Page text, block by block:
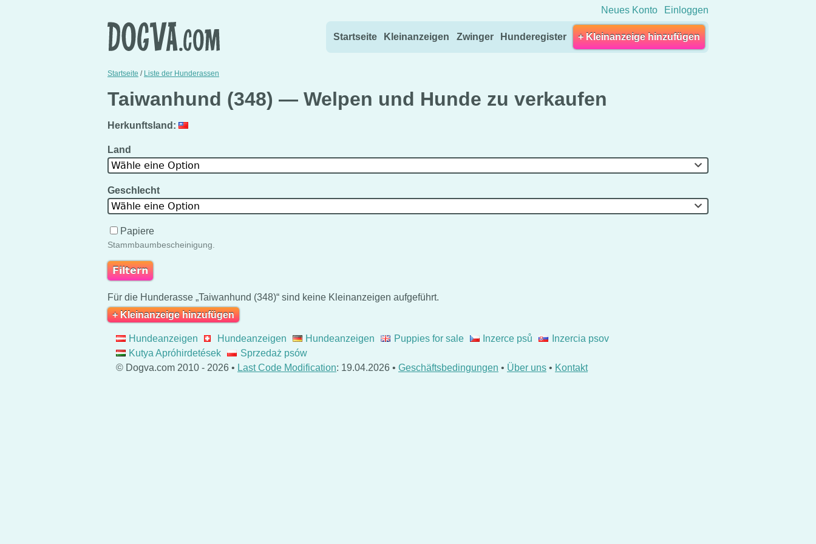
Neues Konto Einloggen
Startseite Kleinanzeigen Zwinger Hunderegister + Kleinanzeige hinzufügen
Startseite / Liste der Hunderassen
Taiwanhund (348) — Welpen und Hunde zu verkaufen
Herkunftsland:
Land
Wähle eine Option
Geschlecht
Wähle eine Option
Papiere
Stammbaumbescheinigung.
Für die Hunderasse „Taiwanhund (348)“ sind keine Kleinanzeigen aufgeführt.
+ Kleinanzeige hinzufügen
Hundeanzeigen Hundeanzeigen Hundeanzeigen Puppies for sale Inzerce psů
Inzercia psov
Kutya Apróhirdetések
Sprzedaż psów
© Dogva.com 2010 - 2026 • Last Code Modification: 19.04.2026 • Geschäftsbedingungen • Über uns • Kontakt